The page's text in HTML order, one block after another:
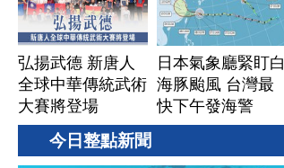
弘揚武德 新唐人
全球中華傳統武術
大賽將登場
日本氣象廳緊盯白
海豚颱風 台灣最
快下午發海警
今日整點新聞